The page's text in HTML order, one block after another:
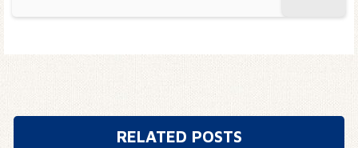
RELATED POSTS